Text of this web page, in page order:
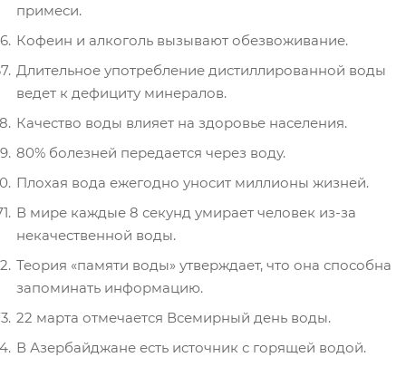
примеси.
Кофеин и алкоголь вызывают обезвоживание.
Длительное употребление дистиллированной воды
ведет к дефициту минералов.
Качество воды влияет на здоровье населения.
80% болезней передается через воду.
Плохая вода ежегодно уносит миллионы жизней.
В мире каждые 8 секунд умирает человек из-за
некачественной воды.
Теория «памяти воды» утверждает, что она способна
запоминать информацию.
22 марта отмечается Всемирный день воды.
В Азербайджане есть источник с горящей водой.